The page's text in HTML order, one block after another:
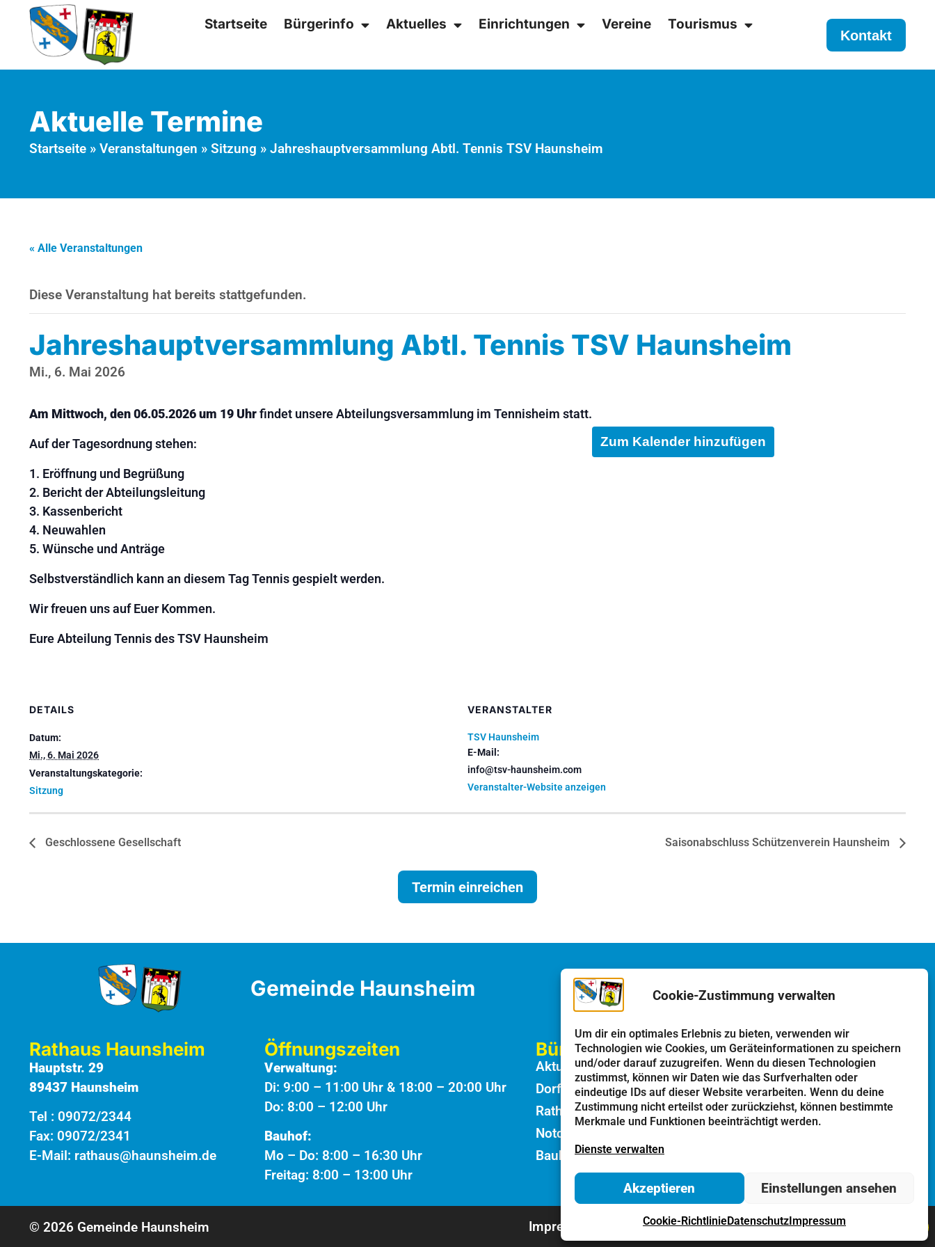
Cookie-Zustimmung verwalten
Um dir ein optimales Erlebnis zu bieten, verwenden wir
Technologien wie Cookies, um Geräteinformationen zu speichern
und/oder darauf zuzugreifen. Wenn du diesen Technologien
zustimmst, können wir Daten wie das Surfverhalten oder
eindeutige IDs auf dieser Website verarbeiten. Wenn du deine
Zustimmung nicht erteilst oder zurückziehst, können bestimmte
Merkmale und Funktionen beeinträchtigt werden.
Dienste verwalten
Akzeptieren Einstellungen ansehen
Cookie-RichtlinieDatenschutzImpressum
Startseite Bürgerinfo Aktuelles Einrichtungen Vereine Tourismus
Kontakt
Aktuelle Termine
Startseite » Veranstaltungen » Sitzung » Jahreshauptversammlung Abtl. Tennis TSV Haunsheim
« Alle Veranstaltungen
Diese Veranstaltung hat bereits stattgefunden.
Jahreshauptversammlung Abtl. Tennis TSV Haunsheim
Mi., 6. Mai 2026
Am Mittwoch, den 06.05.2026 um 19 Uhrfindet unsere Abteilungsversammlung im Tennisheim statt.
Auf der Tagesordnung stehen:
Eröffnung und Begrüßung
Bericht der Abteilungsleitung
Kassenbericht
Neuwahlen
Wünsche und Anträge
Selbstverständlich kann an diesem Tag Tennis gespielt werden.
Wir freuen uns auf Euer Kommen.
Eure Abteilung Tennis des TSV Haunsheim
Zum Kalender hinzufügen
DETAILS
Datum:
Mi., 6. Mai 2026
Veranstaltungskategorie:
Sitzung
VERANSTALTER
TSV Haunsheim
E-Mail:
info@tsv-haunsheim.com
Veranstalter-Website anzeigen
Geschlossene Gesellschaft Saisonabschluss Schützenverein Haunsheim
Termin einreichen
Gemeinde Haunsheim
Rathaus Haunsheim
Hauptstr. 29
89437 Haunsheim
Tel : 09072/2344
Fax: 09072/2341
E-Mail: rathaus@haunsheim.de
Öffnungszeiten
Verwaltung:
Di: 9:00 – 11:00 Uhr & 18:00 – 20:00 Uhr
Do: 8:00 – 12:00 Uhr
Bauhof:
Mo – Do: 8:00 – 16:30 Uhr
Freitag: 8:00 – 13:00 Uhr
Bürgerinfo
Aktuelles
Dorfbote
Rathaus
Notdienste
Bauhof
Einrichtungen
Kindergarten
Schulen
Kirchen
© 2026 Gemeinde Haunsheim Impressum Datenschutz Cookie-Richtlinie Kontakt